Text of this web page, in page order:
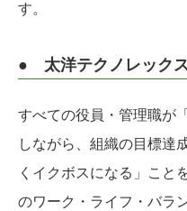
す。
● 太洋テクノレック
すべての役員・管理職が
しながら、組織の目標達
くイクボスになる」こと
のワーク・ライフ・バラ